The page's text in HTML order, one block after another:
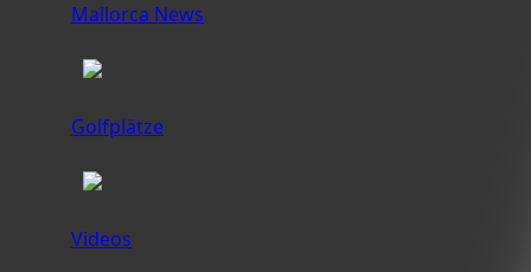
Mallorca News
Golfplätze
Videos